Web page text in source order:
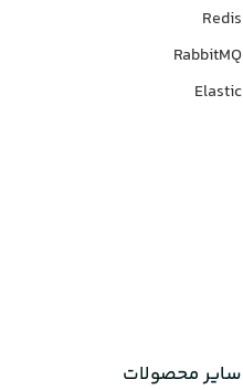
Redis
RabbitMQ
Elastic
سایر محصولات